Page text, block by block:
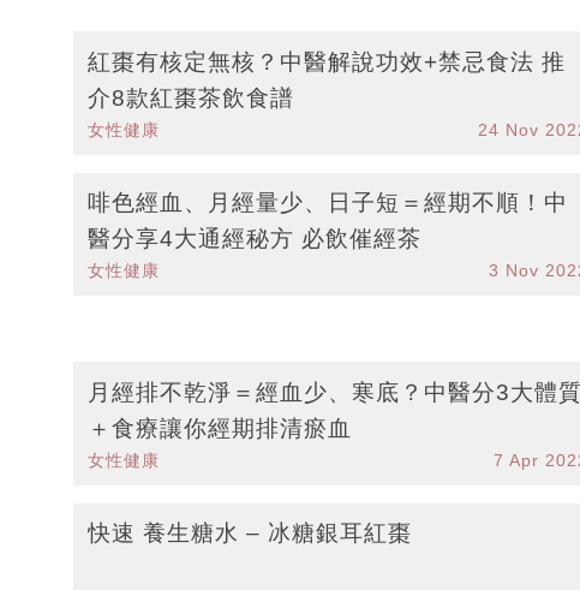
紅棗有核定無核？中醫解說功效+禁忌食法 推
介8款紅棗茶飲食譜
女性健康 24 Nov
啡色經血、月經量少、日子短＝經期不順！中
醫分享4大通經秘方 必飲催經茶
女性健康 3 Nov
月經排不乾淨＝經血少、寒底？中醫分3大體質
＋食療讓你經期排清瘀血
女性健康 7 Apr
快速 養生糖水 – 冰糖銀耳紅棗